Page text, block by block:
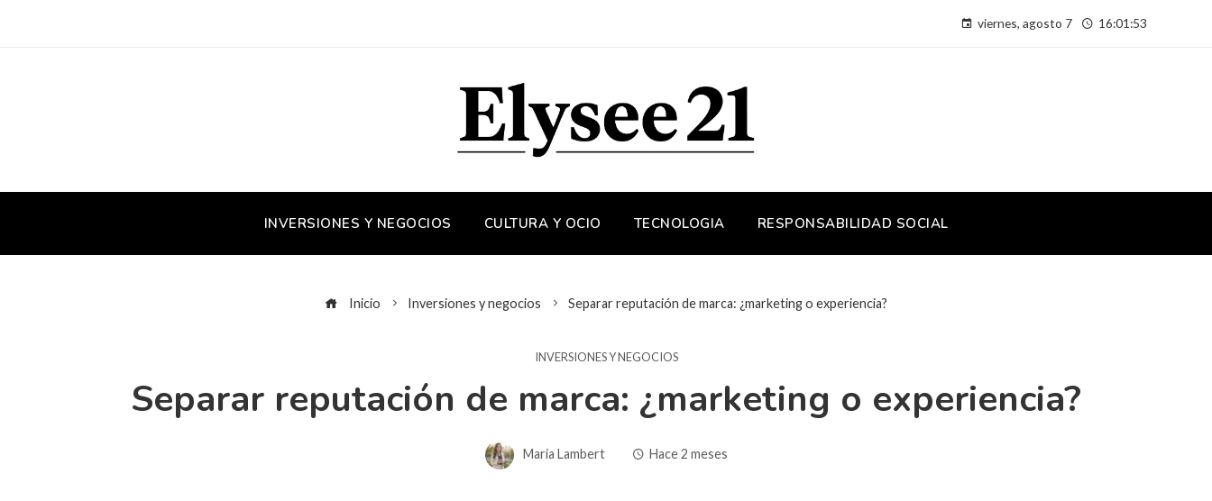
viernes, agosto 7 16:01:54
INVERSIONES Y NEGOCIOS CULTURA Y OCIO TECNOLOGIA RESPONSABILIDAD SOCIAL
Inicio Inversiones y negocios Separar reputación de marca: ¿marketing o experiencia?
INVERSIONES Y NEGOCIOS
Separar reputación de marca: ¿marketing o experiencia?
Maria Lambert Hace 2 meses